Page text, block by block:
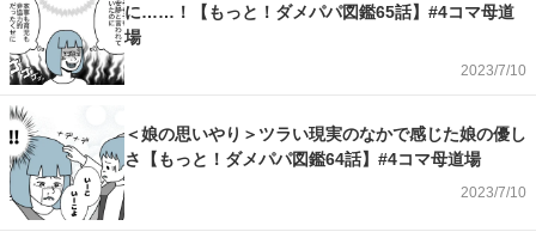
に……！【もっと！ダメパパ図鑑65話】#4コマ母道
場
2023/7/10
＜娘の思いやり＞ツラい現実のなかで感じた娘の優し
さ【もっと！ダメパパ図鑑64話】#4コマ母道場
2023/7/10